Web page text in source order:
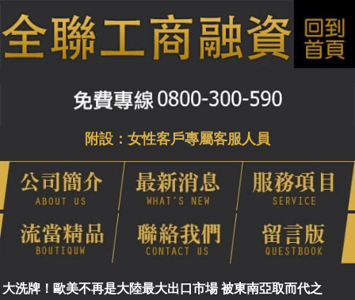
附設：女性客戶專屬客服人員
大洗牌！歐美不再是大陸最大出口市場 被東南亞取而代之